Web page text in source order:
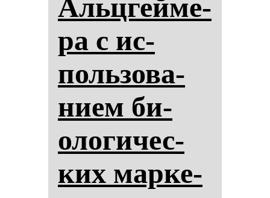
Альцгей­ме­
ра с ис­
поль­зо­ва­
ни­ем би­
оло­ги­чес­
ких мар­ке­